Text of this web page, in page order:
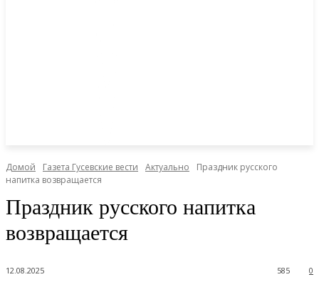
Домой Газета Гусевские вести Актуально
Праздник русского
напитка возвращается
Праздник русского напитка
возвращается
12.08.2025 0
585